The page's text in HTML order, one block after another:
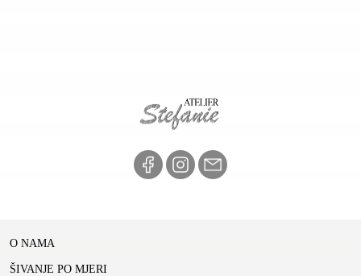
O NAMA
ŠIVANJE PO MJERI